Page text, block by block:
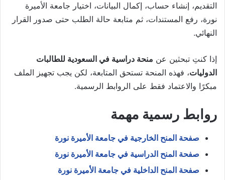
التقديم، إنشاء حساب، إكمال البيانات، اختيار جامعة الأميرة
نورة، رفع المستندات، ثم متابعة حالة الطلب حتى صدور القرار
النهائي.
إذا كنتِ تبحثين عن منحة دراسية في السعودية للطالبات
الدوليات، فهذه المنحة تستحق المتابعة، لكن يجب تجهيز الملف
مبكرًا والاعتماد فقط على الروابط الرسمية.
روابط رسمية مهمة
صفحة المنح الخارجية في جامعة الأميرة نورة
صفحة المنح الدراسية في جامعة الأميرة نورة
صفحة المنح الداخلية في جامعة الأميرة نورة